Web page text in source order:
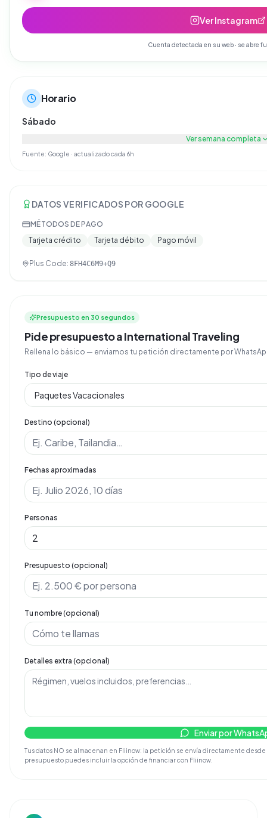
Ver Instagram
Cuenta detectada en su web · se abre
Horario
Sábado
Ver semana completa
Fuente: Google · actualizado cada 6h
DATOS VERIFICADOS POR GOOGLE
MÉTODOS DE PAGO
Tarjeta crédito
Tarjeta débito Pago móvil
Plus Code: 8FH4C6M9+Q9
Presupuesto en 30 segundos
Pide presupuesto a International Traveling
Rellena lo básico — enviamos tu petición directamente por
Tipo de viaje
Destino (opcional)
Fechas aproximadas
Personas
Presupuesto (opcional)
Tu nombre (opcional)
Detalles extra (opcional)
Enviar por
Tus datos NO se almacenan en Fliinow: la petición se envía directamente
presupuesto puedes incluir la opción de financiar con Fliinow.